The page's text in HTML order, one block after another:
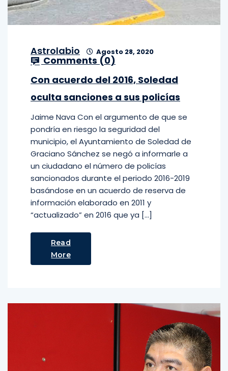
Astrolabio Agosto 28, 2020
Comments (0)
Con acuerdo del 2016, Soledad
oculta sanciones a sus policías
Jaime Nava Con el argumento de que se
pondría en riesgo la seguridad del
municipio, el Ayuntamiento de Soledad de
Graciano Sánchez se negó a informarle a
un ciudadano el número de policías
sancionados durante el periodo 2016-2019
basándose en un acuerdo de reserva de
información elaborado en 2011 y
“actualizado” en 2016 que ya […]
Read
More